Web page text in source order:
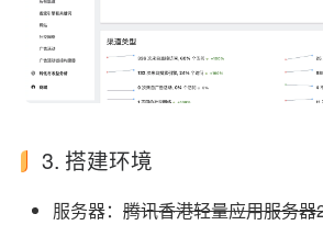
3. 搭建环境
服务器： 腾讯香港轻量应用服务